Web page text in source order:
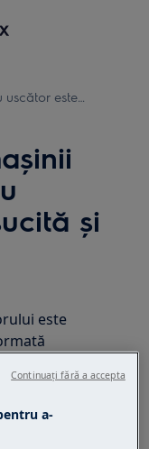
uscător este
și
este
a-
Continuați fără a accepta